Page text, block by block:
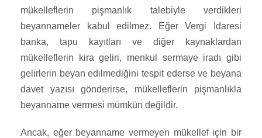
mükelleflerin pişmanlık talebiyle verdikleri
beyannameler kabul edilmez. Eğer Vergi İdaresi
banka, tapu kayıtları ve diğer kaynaklardan
mükelleflerin kira geliri, menkul sermaye iradı gibi
gelirlerin beyan edilmediğini tespit ederse ve beyana
davet yazısı gönderirse, mükelleflerin pişmanlıkla
beyanname vermesi mümkün değildir.
Ancak, eğer beyanname vermeyen mükellef için bir